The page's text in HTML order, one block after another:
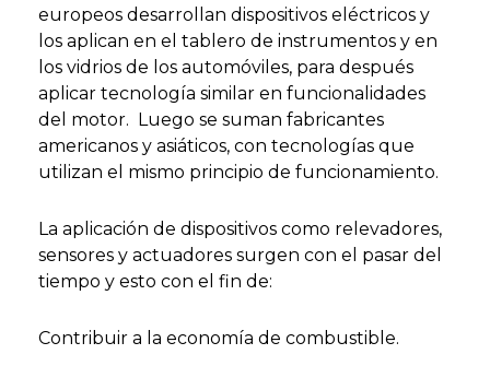
europeos desarrollan dispositivos eléctricos y
los aplican en el tablero de instrumentos y en
los vidrios de los automóviles, para después
aplicar tecnología similar en funcionalidades
del motor. Luego se suman fabricantes
americanos y asiáticos, con tecnologías que
utilizan el mismo principio de funcionamiento.
La aplicación de dispositivos como relevadores,
sensores y actuadores surgen con el pasar del
tiempo y esto con el fin de:
Contribuir a la economía de combustible.